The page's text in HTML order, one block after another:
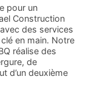
pour un
Construction
des services
en main. Notre
réalise des
de
d’un deuxième